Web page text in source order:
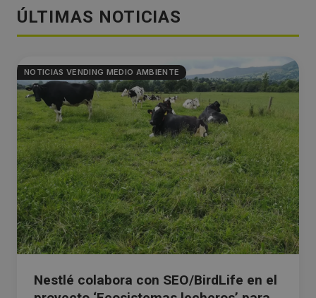
ÚLTIMAS NOTICIAS
NOTICIAS VENDING MEDIO AMBIENTE
Nestlé colabora con SEO/BirdLife en el